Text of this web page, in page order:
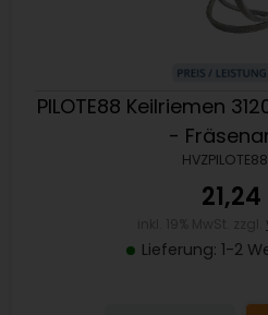
PILOTE88 Keilriemen
-
Lieferung: 1-2